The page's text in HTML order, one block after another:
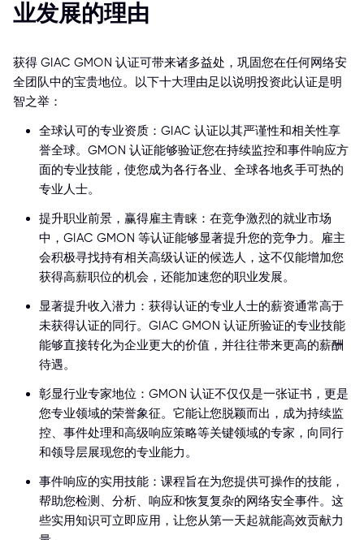
业发展的理由
获得 GIAC GMON 认证可带来诸多益处，巩固您在任何网络安
全团队中的宝贵地位。以下十大理由足以说明投资此认证是明
智之举：
全球认可的专业资质：GIAC 认证以其严谨性和相关性享
誉全球。GMON 认证能够验证您在持续监控和事件响应方
面的专业技能，使您成为各行各业、全球各地炙手可热的
专业人士。
提升职业前景，赢得雇主青睐：在竞争激烈的就业市场
中，GIAC GMON 等认证能够显著提升您的竞争力。雇主
会积极寻找持有相关高级认证的候选人，这不仅能增加您
获得高薪职位的机会，还能加速您的职业发展。
显著提升收入潜力：获得认证的专业人士的薪资通常高于
未获得认证的同行。GIAC GMON 认证所验证的专业技能
能够直接转化为企业更大的价值，并往往带来更高的薪酬
待遇。
彰显行业专家地位：GMON 认证不仅仅是一张证书，更是
您专业领域的荣誉象征。它能让您脱颖而出，成为持续监
控、事件处理和高级响应策略等关键领域的专家，向同行
和领导层展现您的专业能力。
事件响应的实用技能：课程旨在为您提供可操作的技能，
帮助您检测、分析、响应和恢复复杂的网络安全事件。这
些实用知识可立即应用，让您从第一天起就能高效贡献力